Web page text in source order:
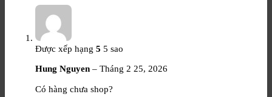
Được xếp hạng 5 5 sao
Hung Nguyen – Tháng 2 25, 2026
Có hàng chưa shop?